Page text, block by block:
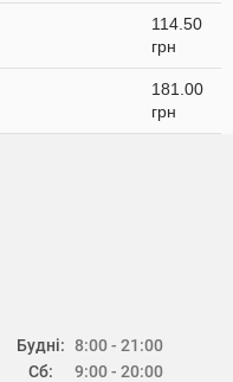
114.50
грн
181.00
грн
Будні:
Сб:
8:00 - 21:00
9:00 - 20:00